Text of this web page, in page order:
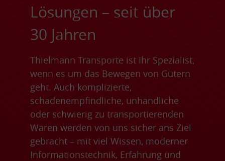
Lösungen – seit über
30 Jahren
Thielmann Transporte ist Ihr Spezialist,
wenn es um das Bewegen von Gütern
geht. Auch komplizierte,
schadenempfindliche, unhandliche
oder schwierig zu transportierenden
Waren werden von uns sicher ans Ziel
gebracht – mit viel Wissen, moderner
Informationstechnik, Erfahrung und